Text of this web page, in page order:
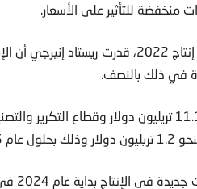
منخفضة للتأثير على الأسعار.
وحين أعلنت أوبك+ تخفيضات تصل إلى 6 في المئة من إنتاج
في ذلك بالنصف.
وأعلن